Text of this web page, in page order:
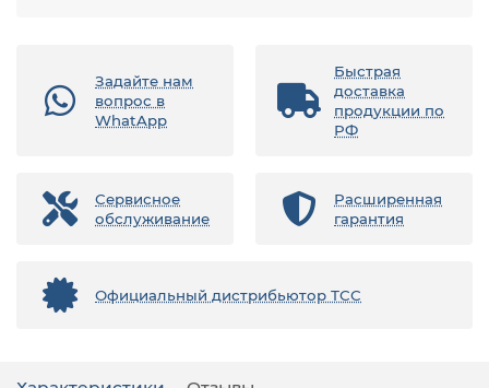
Задайте нам
вопрос в
WhatApp
Быстрая
доставка
продукции по
РФ
Сервисное
обслуживание
Расширенная
гарантия
Официальный дистрибьютор ТСС